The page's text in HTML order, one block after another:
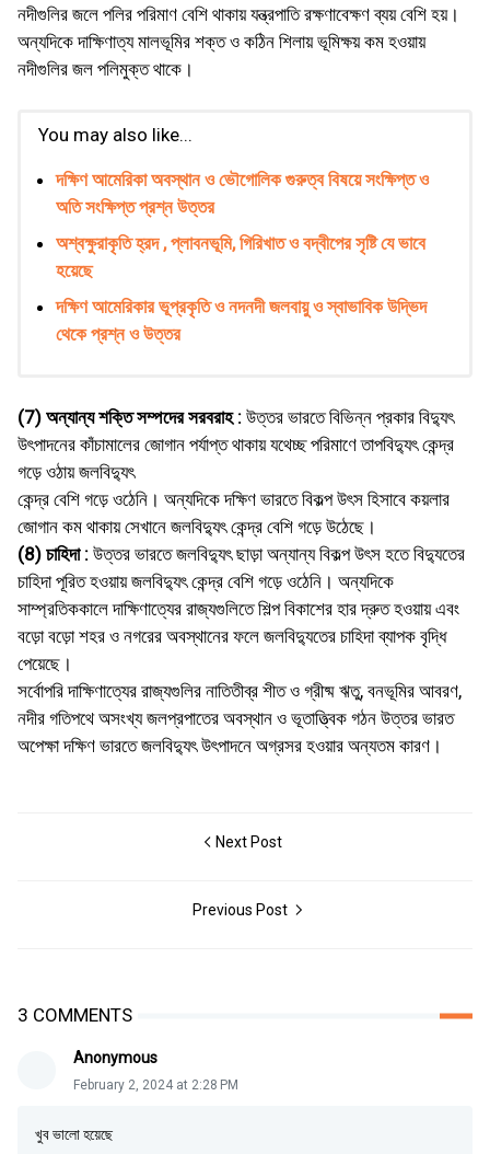
নদীগুলির জলে পলির পরিমাণ বেশি থাকায় যন্ত্রপাতি রক্ষণাবেক্ষণ ব্যয় বেশি হয়।
অন্যদিকে দাক্ষিণাত্য মালভূমির শক্ত ও কঠিন শিলায় ভূমিক্ষয় কম হওয়ায়
নদীগুলির জল পলিমুক্ত থাকে।
You may also like...
দক্ষিণ আমেরিকা অবস্থান ও ভৌগোলিক গুরুত্ব বিষয়ে সংক্ষিপ্ত ও
অতি সংক্ষিপ্ত প্রশ্ন উত্তর
অশ্বক্ষুরাকৃতি হ্রদ , প্লাবনভূমি, গিরিখাত ও বদ্বীপের সৃষ্টি যে ভাবে
হয়েছে
দক্ষিণ আমেরিকার ভূপ্রকৃতি ও নদনদী জলবায়ু ও স্বাভাবিক উদ্ভিদ
থেকে প্রশ্ন ও উত্তর
(7) অন্যান্য শক্তি সম্পদের সরবরাহ : উত্তর ভারতে বিভিন্ন প্রকার বিদ্যুৎ
উৎপাদনের কাঁচামালের জোগান পর্যাপ্ত থাকায় যথেচ্ছ পরিমাণে তাপবিদ্যুৎ কেন্দ্র
গড়ে ওঠায় জলবিদ্যুৎ
কেন্দ্র বেশি গড়ে ওঠেনি। অন্যদিকে দক্ষিণ ভারতে বিকল্প উৎস হিসাবে কয়লার
জোগান কম থাকায় সেখানে জলবিদ্যুৎ কেন্দ্র বেশি গড়ে উঠেছে।
(8) চাহিদা : উত্তর ভারতে জলবিদ্যুৎ ছাড়া অন্যান্য বিকল্প উৎস হতে বিদ্যুতের
চাহিদা পূরিত হওয়ায় জলবিদ্যুৎ কেন্দ্র বেশি গড়ে ওঠেনি। অন্যদিকে
সাম্প্রতিককালে দাক্ষিণাত্যের রাজ্যগুলিতে শিল্প বিকাশের হার দ্রুত হওয়ায় এবং
বড়ো বড়ো শহর ও নগরের অবস্থানের ফলে জলবিদ্যুতের চাহিদা ব্যাপক বৃদ্ধি
পেয়েছে।
সর্বোপরি দাক্ষিণাত্যের রাজ্যগুলির নাতিতীব্র শীত ও গ্রীষ্ম ঋতু, বনভূমির আবরণ,
নদীর গতিপথে অসংখ্য জলপ্রপাতের অবস্থান ও ভূতাত্ত্বিক গঠন উত্তর ভারত
অপেক্ষা দক্ষিণ ভারতে জলবিদ্যুৎ উৎপাদনে অগ্রসর হওয়ার অন্যতম কারণ।
Next Post
Previous Post
3 COMMENTS
Anonymous
February 2, 2024 at 2:28 PM
খুব ভালো হয়েছে